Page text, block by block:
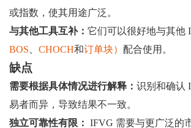
或指数，使其用途广泛。
与其他工具互补： 它们可以很好地与其他
BOS
CHOCH和订单块） 配合使用。
缺点
需要根据具体情况进行解释： 识别和确认
易者而异，导致结果不一致。
独立可靠性有限： IFVG 需要与更广泛的